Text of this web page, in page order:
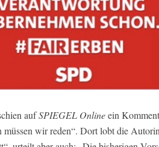
aufSPIEGEL Onlineein
müssen wir reden“. Dort lobt die